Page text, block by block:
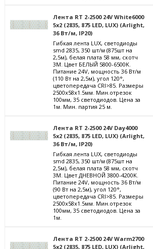
Лента RT 2-2500 24V White6000
5x2 (2835, 875 LED, LUX) (Arlight,
36 Вт/м, IP20)
Гибкая лента LUX, светодиоды
smd 2835, 350 шт/м (875шт на
2,5м), белая плата 58 мм, скотч
3М. Цвет БЕЛЫЙ 5800-6500K.
Питание 24V, мощность 36 Вт/м
(110 Вт на 2,5м), угол 120°,
цветопередача CRI>85. Размеры
2500х58x1.5мм. Мин.отрезок
100мм, 35 светодиодов. Цена за
1м. Мин. партия 25 м.
Лента RT 2-2500 24V Day4000
5x2 (2835, 875 LED, LUX) (Arlight,
36 Вт/м, IP20)
Гибкая лента LUX, светодиоды
smd 2835, 350 шт/м (875шт на
2,5м), белая плата 58 мм, скотч
3М. Цвет ДНЕВНОЙ 3800-4200K.
Питание 24V, мощность 36 Вт/м
(90 Вт на 2,5м), угол 120°,
цветопередача CRI>85. Размеры
2500х58x1.5мм. Мин.отрезок
100мм, 35 светодиодов. Цена за
1м.
Лента RT 2-2500 24V Warm2700
5x2 (2835, 875 LED, LUX) (Arlight,